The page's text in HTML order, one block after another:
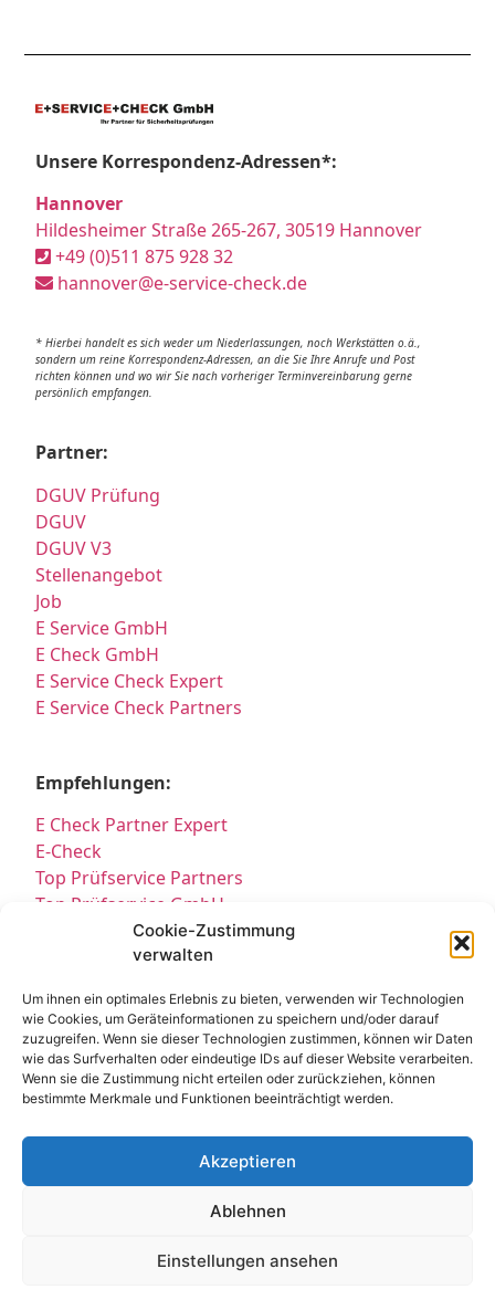
Cookie-Zustimmung
verwalten
Um ihnen ein optimales Erlebnis zu bieten, verwenden wir Technologien
wie Cookies, um Geräteinformationen zu speichern und/oder darauf
zuzugreifen. Wenn sie dieser Technologien zustimmen, können wir Daten
wie das Surfverhalten oder eindeutige IDs auf dieser Website verarbeiten.
Wenn sie die Zustimmung nicht erteilen oder zurückziehen, können
bestimmte Merkmale und Funktionen beeinträchtigt werden.
Akzeptieren
Ablehnen
Einstellungen ansehen
Unsere Korrespondenz-Adressen*:
Hannover
Hildesheimer Straße 265-267, 30519 Hannover
+49 (0)511 875 928 32
hannover@e-service-check.de
* Hierbei handelt es sich weder um Niederlassungen, noch Werkstätten o.ä.,
sondern um reine Korrespondenz-Adressen, an die Sie Ihre Anrufe und Post
richten können und wo wir Sie nach vorheriger Terminvereinbarung gerne
persönlich empfangen.
Partner:
DGUV Prüfung
DGUV
DGUV V3
Stellenangebot
Job
E Service GmbH
E Check GmbH
E Service Check Expert
E Service Check Partners
Empfehlungen:
E Check Partner Expert
E-Check
Top Prüfservice Partners
Top Prüfservice GmbH
Prüfung DGUV3 GmbH
Sicherheitsprüfungen Partners
Prüfung E-Check Expert
Prüfung elektrischer Anlagen
© All Rights Reserved 2025